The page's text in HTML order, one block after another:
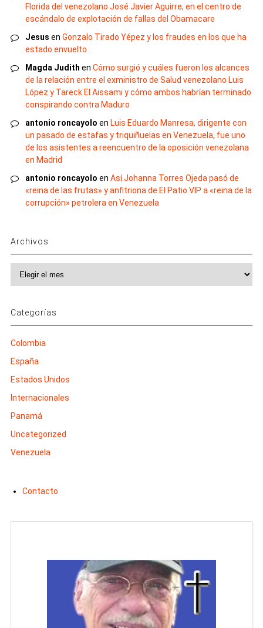
Florida del venezolano José Javier Aguirre, en el centro de
escándalo de explotación de fallas del Obamacare
Jesus en Gonzalo Tirado Yépez y los fraudes en los que ha
estado envuelto
Magda Judith en Cómo surgió y cuáles fueron los alcances
de la relación entre el exministro de Salud venezolano Luis
López y Tareck El Aissami y cómo ambos habrían terminado
conspirando contra Maduro
antonio roncayolo en Luis Eduardo Manresa, dirigente con
un pasado de estafas y triquiñuelas en Venezuela, fue uno
de los asistentes a reencuentro de la oposición venezolana
en Madrid
antonio roncayolo en Así Johanna Torres Ojeda pasó de
«reina de las frutas» y anfitriona de El Patio VIP a «reina de la
corrupción» petrolera en Venezuela
Archivos
Archivos
Categorías
Colombia
España
Estados Unidos
Internacionales
Panamá
Uncategorized
Venezuela
Contacto